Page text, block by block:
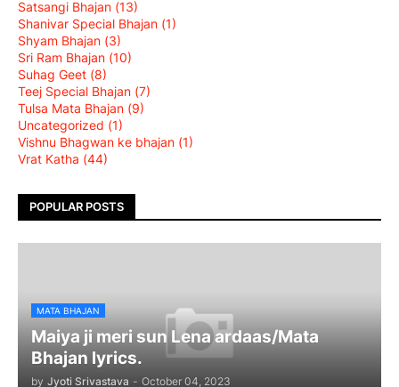
Satsangi Bhajan (13)
Shanivar Special Bhajan (1)
Shyam Bhajan (3)
Sri Ram Bhajan (10)
Suhag Geet (8)
Teej Special Bhajan (7)
Tulsa Mata Bhajan (9)
Uncategorized (1)
Vishnu Bhagwan ke bhajan (1)
Vrat Katha (44)
POPULAR POSTS
MATA BHAJAN
Maiya ji meri sun Lena ardaas/Mata
Bhajan lyrics.
by Jyoti Srivastava - October 04, 2023